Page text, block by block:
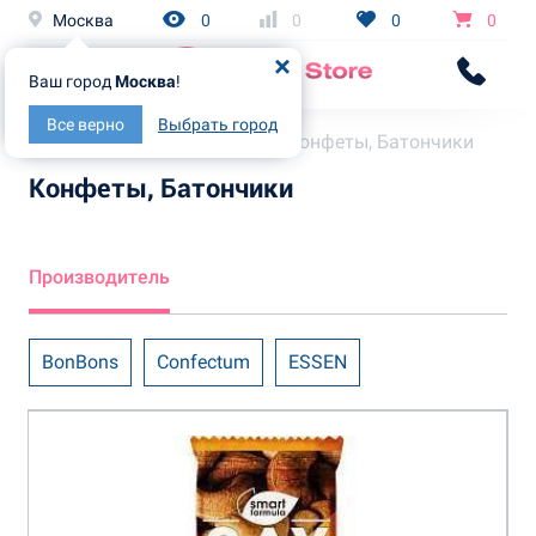
Москва
Ваш город Москва!
Все верно Выбрать город
0 0 0 0
Главная Каталог Конфеты, Батончики
Конфеты, Батончики
Производитель
BonBons Confectum ESSEN
Lux Candy Mars